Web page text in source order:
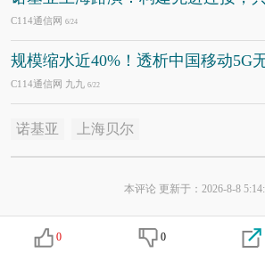
C114通信网 6/24
规模缩水近40%！透析中国移动5G
C114通信网 九九 6/22
诺基亚 上海贝尔
本评论 更新于：2026-8-8
0 0